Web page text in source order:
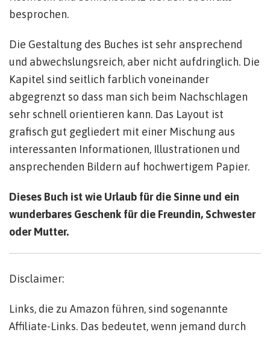
besprochen.
Die Gestaltung des Buches ist sehr ansprechend
und abwechslungsreich, aber nicht aufdringlich. Die
Kapitel sind seitlich farblich voneinander
abgegrenzt so dass man sich beim Nachschlagen
sehr schnell orientieren kann. Das Layout ist
grafisch gut gegliedert mit einer Mischung aus
interessanten Informationen, Illustrationen und
ansprechenden Bildern auf hochwertigem Papier.
Dieses Buch ist wie Urlaub für die Sinne und ein
wunderbares Geschenk für die Freundin, Schwester
oder Mutter.
Disclaimer:
Links, die zu Amazon führen, sind sogenannte
Affiliate-Links. Das bedeutet, wenn jemand durch